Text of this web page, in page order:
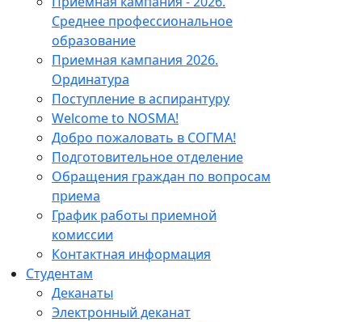
Среднее профессиональное
образование
Приемная кампания 2026.
Ординатура
Поступление в аспирантуру
Welcome to NOSMA!
Добро пожаловать в СОГМА!
Подготовительное отделение
Обращения граждан по вопросам
приема
График работы приемной
комиссии
Контактная информация
Студентам
Деканаты
Электронный деканат